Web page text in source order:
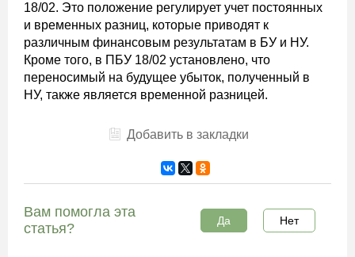
18/02. Это положение регулирует учет постоянных
и временных разниц, которые приводят к
различным финансовым результатам в БУ и НУ.
Кроме того, в ПБУ 18/02 установлено, что
переносимый на будущее убыток, полученный в
НУ, также является временной разницей.
Добавить в закладки
Вам помогла эта
статья?
Да Нет